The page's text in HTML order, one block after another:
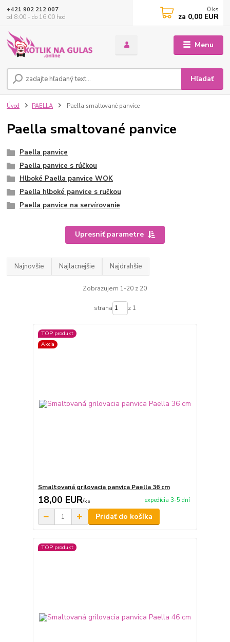
Menu
Hľadať
+421 902 212 007
od 8:00 - do 16:00 hod
0 ks
za 0,00 EUR
Úvod PAELLA Paella smaltované panvice
Paella smaltované panvice
Paella panvice
Paella panvice s rúčkou
Hlboké Paella panvice WOK
Paella hlboké panvice s ručkou
Paella panvice na servírovanie
Upresniť parametre
Najnovšie Najlacnejšie Najdrahšie
Zobrazujem 1-20 z 20
strana z 1
TOP produkt
Akcia
Smaltovaná grilovacia panvica Paella 36 cm
18,00 EUR/ks expedícia 3-5 dní
Pridať do košíka
TOP produkt